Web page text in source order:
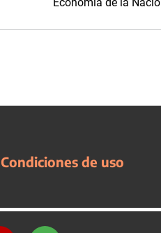
Condiciones de uso